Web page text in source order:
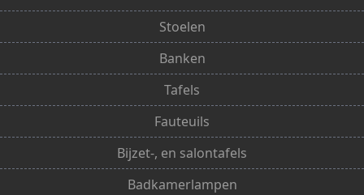
Stoelen
Banken
Tafels
Fauteuils
Bijzet-, en salontafels
Badkamerlampen